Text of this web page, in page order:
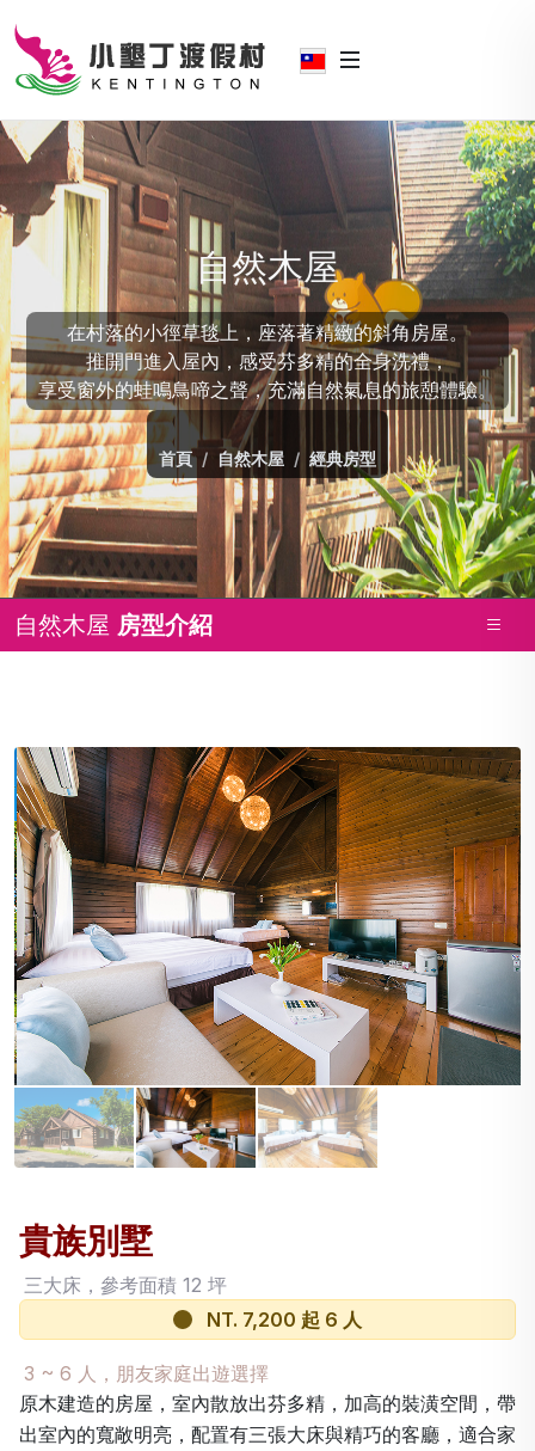
自然木屋
在村落的小徑草毯上，座落著精緻的斜角房屋。
推開門進入屋內，感受芬多精的全身洗禮，
享受窗外的蛙鳴鳥啼之聲，充滿自然氣息的旅憩體驗。
首頁 自然木屋 經典房型
自然木屋 房型介紹
貴族別墅
三大床，參考面積 12 坪
房價 NT. 7,200 起 6 人
3 ~ 6 人，朋友家庭出遊選擇
原木建造的房屋，室內散放出芬多精，加高的裝潢空間，帶
出室內的寬敞明亮，配置有三張大床與精巧的客廳，適合家